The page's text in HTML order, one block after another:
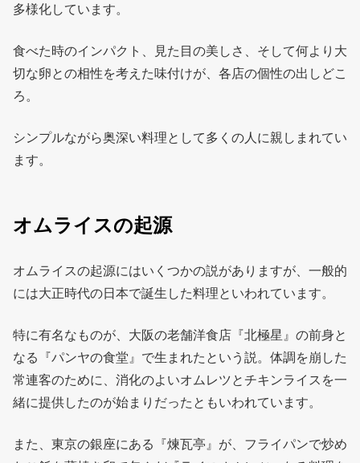
多様化しています。
食べた時のインパクト、見た目の美しさ、そして何より大
切な卵との相性を考えた味付けが、各店の個性の出しどこ
ろ。
シンプルながら奥深い料理として多くの人に親しまれてい
ます。
オムライスの起源
オムライスの起源にはいくつかの説がありますが、一般的
には大正時代の日本で誕生した料理といわれています。
特に有名なものが、大阪の老舗洋食店『北極星』の前身と
なる『パンヤの食堂』で生まれたという説。体調を崩した
常連客のために、消化のよいオムレツとチキンライスを一
緒に提供したのが始まりだったともいわれています。
また、東京の銀座にある『煉瓦亭』が、フライパンで炒め